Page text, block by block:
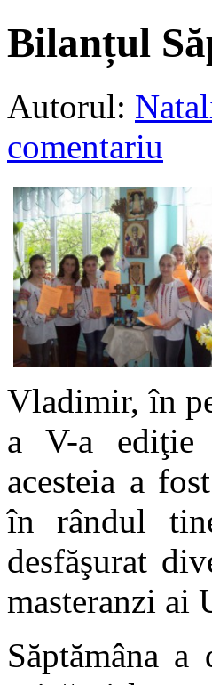
Bilanțul
Autorul:
comentariu
Vladimir, în
a V-a ediţie
acesteia a
în rândul
desfăşurat
masteranzi ai
Săptămâna